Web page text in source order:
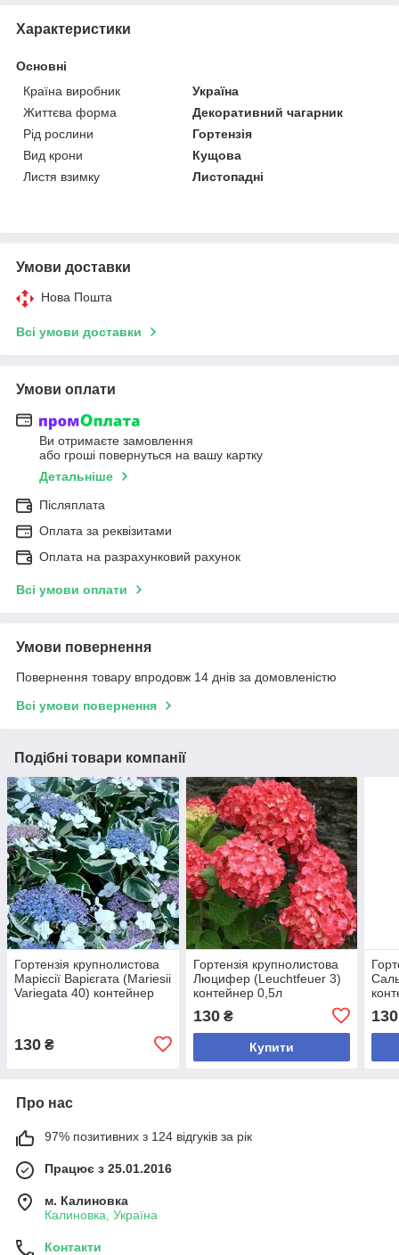
Характеристики
Основні
Країна виробник
Україна
Життєва форма
Декоративний чагарник
Рід рослини
Гортензія
Вид крони
Кущова
Листя взимку
Листопадні
Умови доставки
Нова Пошта
Всі умови доставки
Умови оплати
Ви отримаєте замовлення
або гроші повернуться на вашу картку
Детальніше
Післяплата
Оплата за реквізитами
Оплата на разрахунковий рахунок
Всі умови оплати
Умови повернення
Повернення товару впродовж 14 днів за домовленістю
Всі умови повернення
Подібні товари компанії
Гортензія крупнолистова
Марієсії Варієгата (Mariesii
Variegata 40) контейнер
130 ₴
Гортензія крупнолистова
Люцифер (Leuchtfeuer 3)
контейнер 0,5л
130₴
Купити
130
Про нас
97% позитивних з 124 відгуків за рік
Працює з 25.01.2016
м. Калиновка
Калиновка, Україна
Контакти